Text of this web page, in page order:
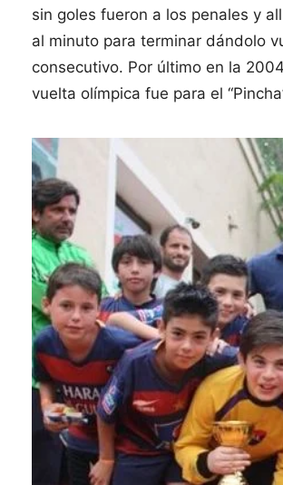
sin goles fueron a los penales y
al minuto para terminar dándolo
consecutivo. Por último en la
vuelta olímpica fue para el